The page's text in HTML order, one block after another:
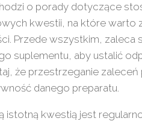
o porady dotyczące
kwestii, na które warto
Przede wszystkim, zaleca
suplementu, aby ustalić
że przestrzeganie
danego preparatu.
istotną kwestią jest